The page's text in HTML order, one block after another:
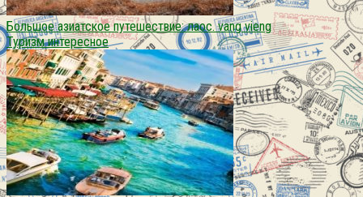
Большое азиатское путешествие: лаос. vang vieng
Туризм интересное